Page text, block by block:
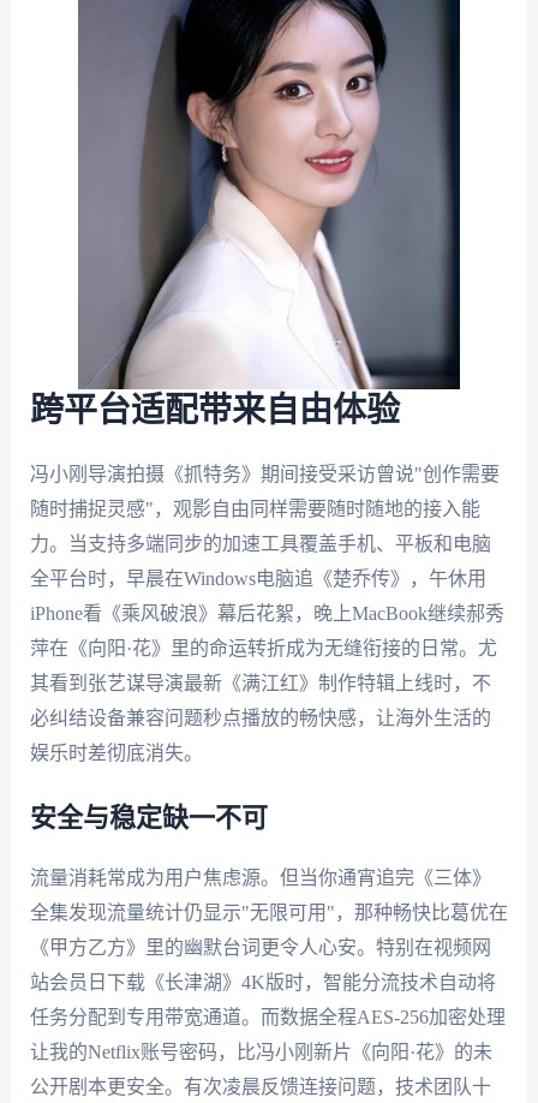
跨平台适配带来自由体验
冯小刚导演拍摄《抓特务》期间接受采访曾说"创作需要
随时捕捉灵感"，观影自由同样需要随时随地的接入能
力。当支持多端同步的加速工具覆盖手机、平板和电脑
全平台时，早晨在Windows电脑追《楚乔传》，午休用
iPhone看《乘风破浪》幕后花絮，晚上MacBook继续郝秀
萍在《向阳·花》里的命运转折成为无缝衔接的日常。尤
其看到张艺谋导演最新《满江红》制作特辑上线时，不
必纠结设备兼容问题秒点播放的畅快感，让海外生活的
娱乐时差彻底消失。
安全与稳定缺一不可
流量消耗常成为用户焦虑源。但当你通宵追完《三体》
全集发现流量统计仍显示"无限可用"，那种畅快比葛优在
《甲方乙方》里的幽默台词更令人心安。特别在视频网
站会员日下载《长津湖》4K版时，智能分流技术自动将
任务分配到专用带宽通道。而数据全程AES-256加密处理
让我的Netflix账号密码，比冯小刚新片《向阳·花》的未
公开剧本更安全。有次凌晨反馈连接问题，技术团队十